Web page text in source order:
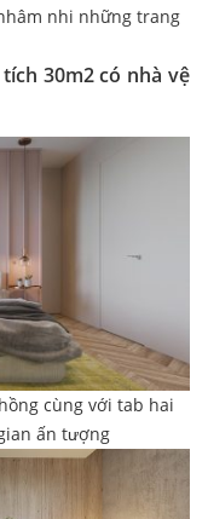
nhi những trang
30m2 có nhà vệ
cùng với tab hai
ấn tượng